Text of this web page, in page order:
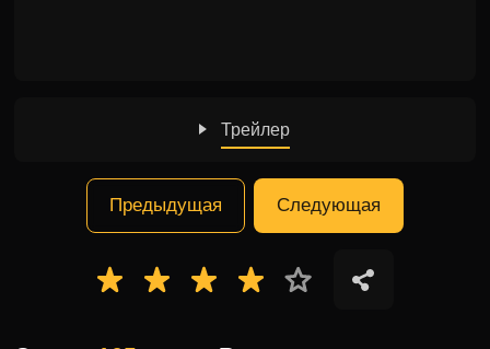
Трейлер
Предыдущая Следующая